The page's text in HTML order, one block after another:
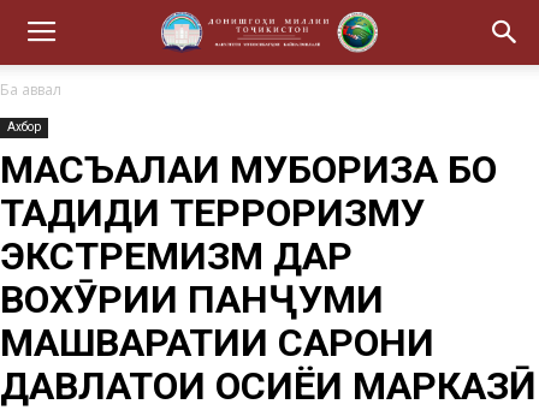
Ба аввал
Ахбор
МАСЪАЛАИ МУБОРИЗА БО
ТАҲДИДИ ТЕРРОРИЗМУ
ЭКСТРЕМИЗМ ДАР
ВОХӮРИИ ПАНҶУМИ
МАШВАРАТИИ САРОНИ
ДАВЛАТҲОИ ОСИЁИ МАРКАЗӢ